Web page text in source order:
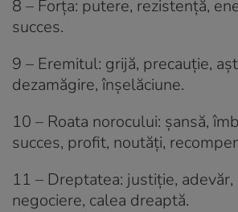
8 – Forța: putere, rezistență,
succes.
9 – Eremitul: grijă, precauție,
dezamăgire, înșelăciune.
10 – Roata norocului: șansă,
succes, profit, noutăți,
11 – Dreptatea: justiție,
negociere, calea dreaptă.